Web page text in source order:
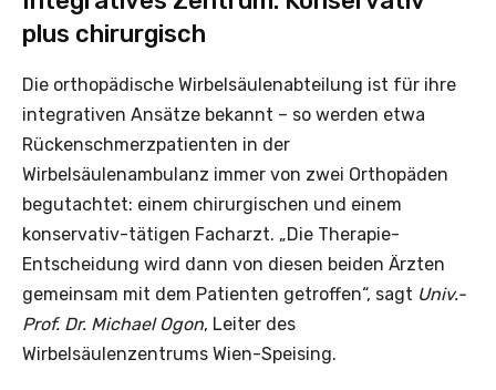
plus chirurgisch
Die orthopädische Wirbelsäulenabteilung ist für ihre
integrativen Ansätze bekannt – so werden etwa
Rückenschmerzpatienten in der
Wirbelsäulenambulanz immer von zwei Orthopäden
begutachtet: einem chirurgischen und einem
konservativ-tätigen Facharzt. „Die Therapie-
Entscheidung wird dann von diesen beiden Ärzten
gemeinsam mit dem Patienten getroffen“, sagt Univ.-
Prof. Dr. Michael Ogon, Leiter des
Wirbelsäulenzentrums Wien-Speising.